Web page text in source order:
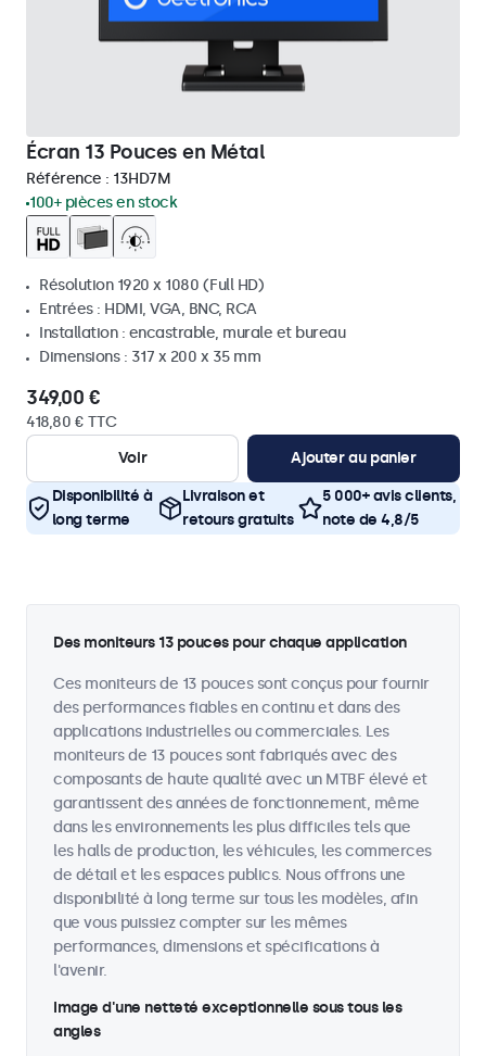
Écran 13 Pouces en Métal
Référence : 13HD7M
100+ pièces en stock
Résolution 1920 x 1080 (Full HD)
Entrées : HDMI, VGA, BNC, RCA
Installation : encastrable, murale et bureau
Dimensions : 317 x 200 x 35 mm
349,00 €
418,80 € TTC
Voir
Ajouter au panier
Disponibilité à
long terme
Livraison et
retours gratuits
5 000+ avis clients,
note de 4,8/5
Des moniteurs 13 pouces pour chaque application
Ces moniteurs de 13 pouces sont conçus pour fournir
des performances fiables en continu et dans des
applications industrielles ou commerciales. Les
moniteurs de 13 pouces sont fabriqués avec des
composants de haute qualité avec un MTBF élevé et
garantissent des années de fonctionnement, même
dans les environnements les plus difficiles tels que
les halls de production, les véhicules, les commerces
de détail et les espaces publics. Nous offrons une
disponibilité à long terme sur tous les modèles, afin
que vous puissiez compter sur les mêmes
performances, dimensions et spécifications à
l'avenir.
Image d'une netteté exceptionnelle sous tous les
angles